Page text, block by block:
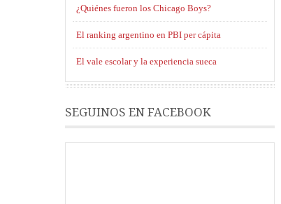
¿Quiénes fueron los Chicago Boys?
El ranking argentino en PBI per cápita
El vale escolar y la experiencia sueca
SEGUINOS EN FACEBOOK